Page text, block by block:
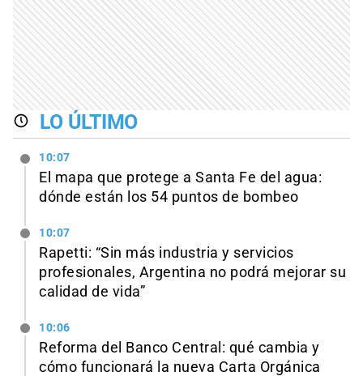
LO ÚLTIMO
10:07
El mapa que protege a Santa Fe del agua:
dónde están los 54 puntos de bombeo
10:07
Rapetti: “Sin más industria y servicios
profesionales, Argentina no podrá mejorar su
calidad de vida”
10:06
Reforma del Banco Central: qué cambia y
cómo funcionará la nueva Carta Orgánica